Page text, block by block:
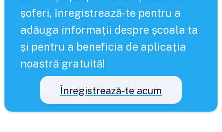
șoferi, înregistrează-te pentru a
adăuga informații despre școala ta
și pentru a beneficia de aplicația
noastră gratuită!
Înregistrează-te acum